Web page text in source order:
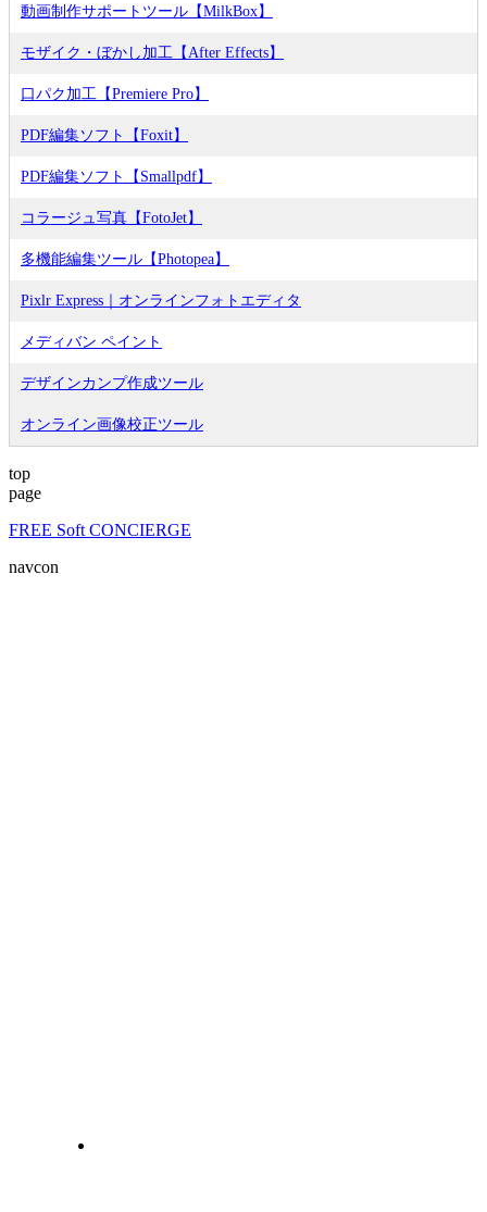
動画制作サポートツール【MilkBox】
モザイク・ぼかし加工【After Effects】
口パク加工【Premiere Pro】
PDF編集ソフト【Foxit】
PDF編集ソフト【Smallpdf】
コラージュ写真【FotoJet】
多機能編集ツール【Photopea】
Pixlr Express｜オンラインフォトエディタ
メディバン ペイント
デザインカンプ作成ツール
オンライン画像校正ツール
top
page
FREE Soft CONCIERGE
navcon